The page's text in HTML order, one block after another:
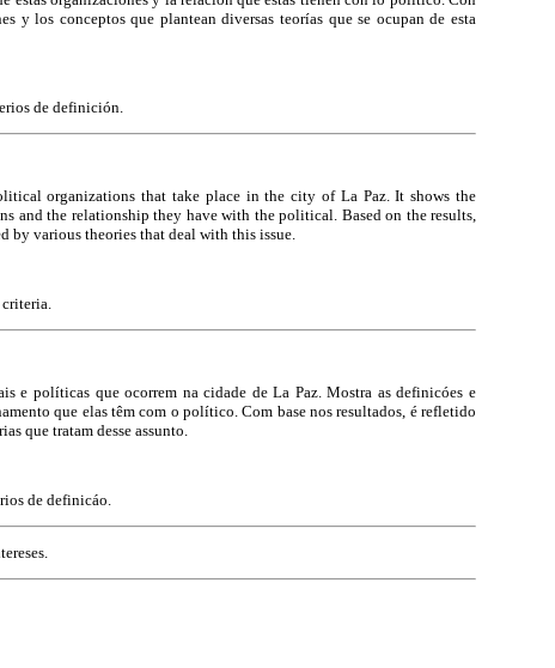
y los conceptos que plantean diversas teorías que se ocupan de esta
de definición.
organizations that take place in the city of La Paz. It shows the
and the relationship they have with the political. Based on the results,
by various theories that deal with this issue.
e políticas que ocorrem na cidade de La Paz. Mostra as definicóes e
que elas têm com o político. Com base nos resultados, é refletido
que tratam desse assunto.
de definicáo.